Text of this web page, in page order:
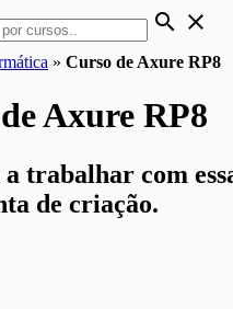
search close
» Curso de Axure RP8
Axure RP8
trabalhar com
de criação.